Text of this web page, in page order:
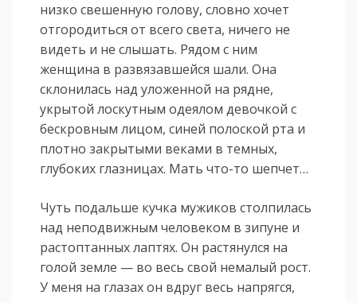
низко свешенную голову, словно хочет
отгородиться от всего света, ничего не
видеть и не слышать. Рядом с ним
женщина в развязавшейся шали. Она
склонилась над уложенной на рядне,
укрытой лоскутным одеялом девочкой с
бескровным лицом, синей полоской рта и
плотно закрытыми веками в темных,
глубоких глазницах. Мать что-то шепчет…
Чуть подальше кучка мужиков столпилась
над неподвижным человеком в зипуне и
растоптанных лаптях. Он растянулся на
голой земле — во весь свой немалый рост.
У меня на глазах он вдруг весь напрягся,